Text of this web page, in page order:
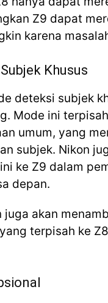
Z9 dapat
karena
Khusus
deteksi subjek
Mode ini
umum, yang
subjek. Nikon
ke Z9 dalam
depan.
juga akan
terpisah ke